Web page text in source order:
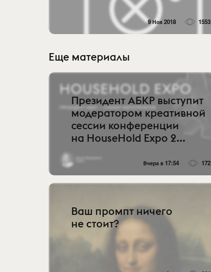
9 Ноя 2018 1553
Еще материалы
Президент АБКР выступит
модератором креативной
сессии конференции
на HouseHold Expo 2...
Вчера в 17:54 172
Ваш промпт ничего
не стоит?